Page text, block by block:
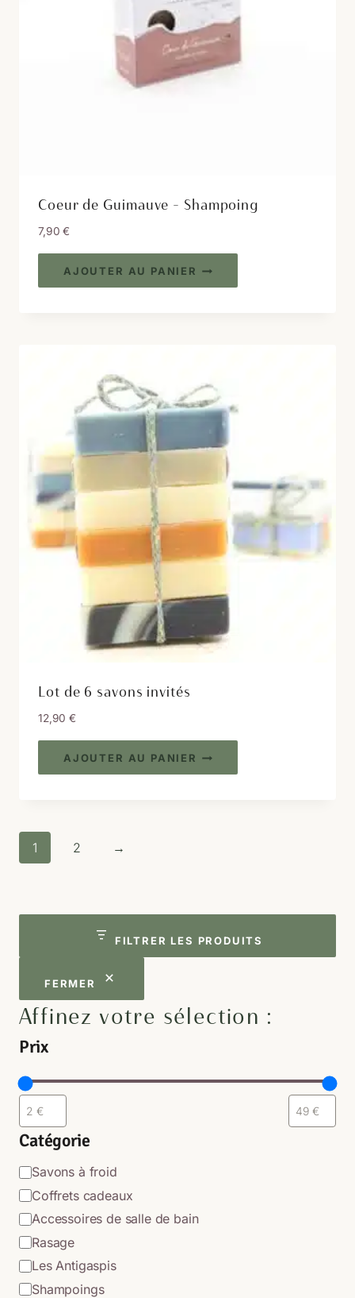
Coeur de Guimauve – Shampoing
7,90€
AJOUTER AU PANIER
Lot de 6 savons invités
12,90€
AJOUTER AU PANIER
1 2 →
FILTRER LES PRODUITS
FERMER
Affinez votre sélection :
Prix
Catégorie
Catégorie
Savons à froid
Coffrets cadeaux
Accessoires de salle de bain
Rasage
Les Antigaspis
Shampoings